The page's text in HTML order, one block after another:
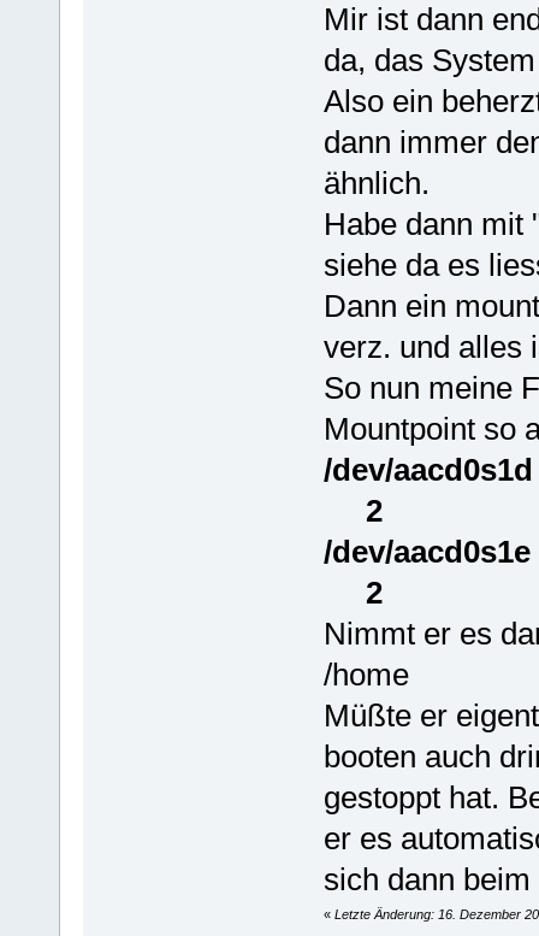
Mir ist dann
da, das
Also ein
dann immer
ähnlich.
Habe dann mit
siehe da es
Dann ein
verz. und alles
So nun meine
Mountpoint so
/dev/
2
/dev/
2
Nimmt er es
/home
Müßte er
booten auch
gestoppt hat.
er es
sich dann
« Letzte Änderung: 16. Dezember